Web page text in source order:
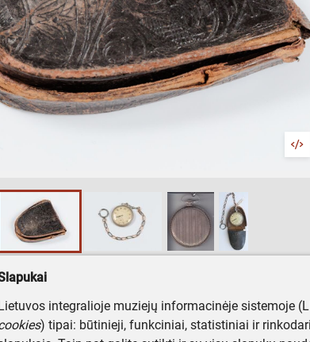
integralioje muziejų informacinėje sistemoje
) tipai: būtinieji, funkciniai, statistiniai ir